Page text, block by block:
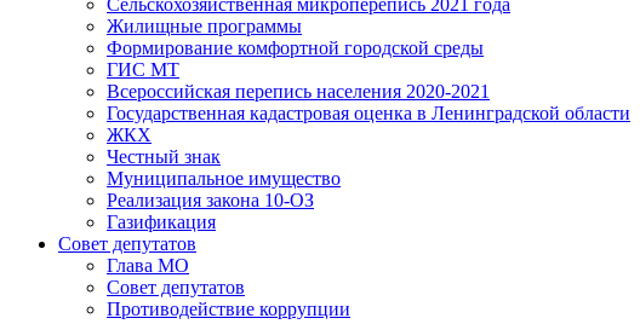
Сельскохозяйственная микроперепись 2021 года
Жилищные программы
Формирование комфортной городской среды
ГИС МТ
Всероссийская перепись населения 2020-2021
Государственная кадастровая оценка в Ленинградской области
ЖКХ
Честный знак
Муниципальное имущество
Реализация закона 10-ОЗ
Газификация
Совет депутатов
Глава МО
Совет депутатов
Противодействие коррупции